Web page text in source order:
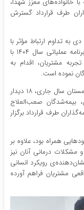
طرف قرارداد گسترش
تداوم ارتباط مؤثر با
مشتریان است، این شرکت در راستای اجرای برنامه عملیاتی سال ۱۴۰۴ با
مشتریان، اقدام به
نموده است.
بر اساس این گزارش، تاکنون در فصل پاییز و زمستان سال جاری، ۱۸ دیدار
بیمه‌شدگان صعب‌العلاج
طرف قرارداد برگزار
همراه بود، علاوه بر
مشکلات درمانی آنان نیز
رویکرد انسانی
مشتریان فراهم آورده